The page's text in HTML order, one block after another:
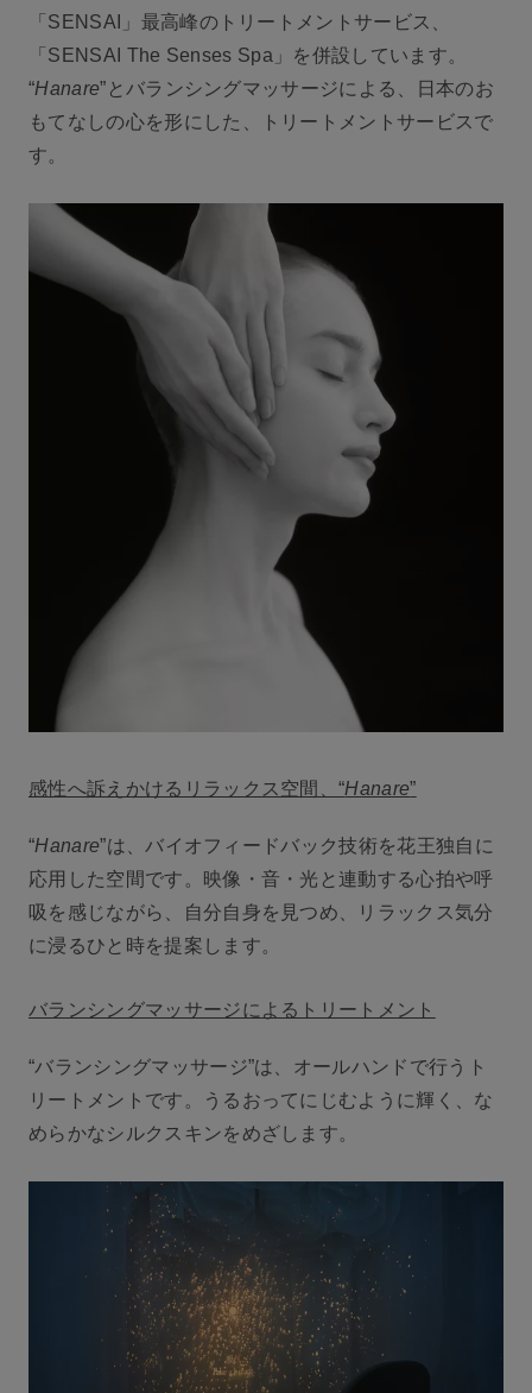
「SENSAI」最高峰のトリートメントサービス、
「SENSAI The Senses Spa」を併設しています。
“Hanare”とバランシングマッサージによる、日本のお
もてなしの心を形にした、トリートメントサービスで
す。
感性へ訴えかけるリラックス空間、“Hanare”
“Hanare”は、バイオフィードバック技術を花王独自に
応用した空間です。映像・音・光と連動する心拍や呼
吸を感じながら、自分自身を見つめ、リラックス気分
に浸るひと時を提案します。
バランシングマッサージによるトリートメント
“バランシングマッサージ”は、オールハンドで行うト
リートメントです。うるおってにじむように輝く、な
めらかなシルクスキンをめざします。